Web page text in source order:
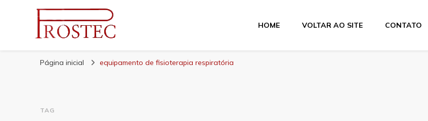
Prostec
HOME VOLTAR AO SITE CONTATO
Página inicial equipamento de fisioterapia respiratória
TAG